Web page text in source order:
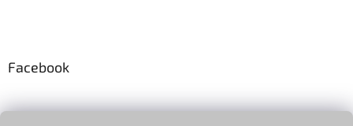
Facebook